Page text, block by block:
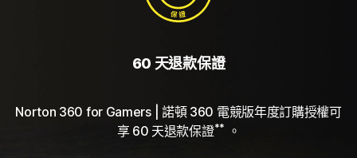
60 天退款保證
Norton 360 for Gamers | 諾頓 360 電競版年度訂購授權可
享 60 天退款保證** 。